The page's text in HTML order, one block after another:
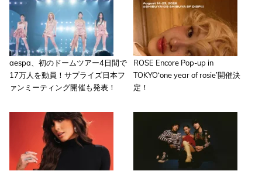
aespa、初のドームツアー4日間で
17万人を動員！サプライズ日本フ
ァンミーティング開催も発表！
ROSE Encore Pop-up in
TOKYO‘one year of rosie’開催決
定！